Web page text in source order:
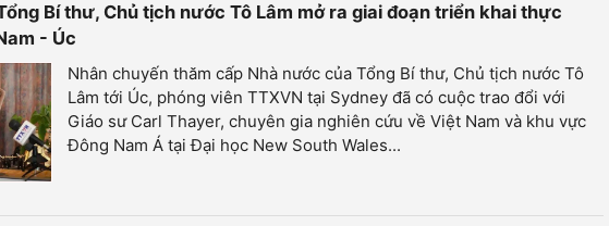
Bí thư, Chủ tịch nước Tô Lâm mở ra giai đoạn triển khai thực
- Úc
Nhân chuyến thăm cấp Nhà nước của Tổng Bí thư, Chủ tịch nước Tô
Lâm tới Úc, phóng viên TTXVN tại Sydney đã có cuộc trao đổi với
Giáo sư Carl Thayer, chuyên gia nghiên cứu về Việt Nam và khu vực
Đông Nam Á tại Đại học New South Wales...